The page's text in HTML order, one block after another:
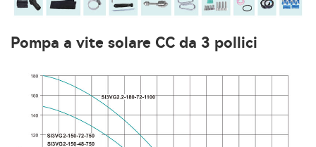
Pompa a vite solare CC da 3 pollici